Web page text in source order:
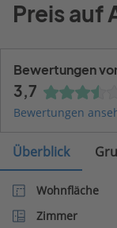
Preis auf
Bewertungen
3,7
Bewertungen
Überblick
Wohnfläche
Zimmer